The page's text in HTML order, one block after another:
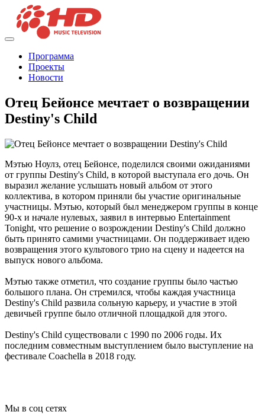
Программа
Проекты
Новости
Отец Бейонсе мечтает о возвращении
Destiny's Child
Мэтью Ноулз, отец Бейонсе, поделился своими ожиданиями
от группы Destiny's Child, в которой выступала его дочь. Он
выразил желание услышать новый альбом от этого
коллектива, в котором приняли бы участие оригинальные
участницы. Мэтью, который был менеджером группы в конце
90-х и начале нулевых, заявил в интервью Entertainment
Tonight, что решение о возрождении Destiny's Child должно
быть принято самими участницами. Он поддерживает идею
возвращения этого культового трио на сцену и надеется на
выпуск нового альбома.
Мэтью также отметил, что создание группы было частью
большого плана. Он стремился, чтобы каждая участница
Destiny's Child развила сольную карьеру, и участие в этой
девичьей группе было отличной площадкой для этого.
Destiny's Child существовали с 1990 по 2006 годы. Их
последним совместным выступлением было выступление на
фестивале Coachella в 2018 году.
Мы в соц сетях